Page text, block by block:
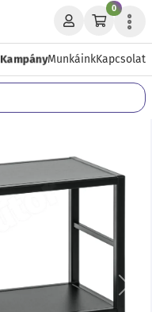
0
KampányMunkáinkKapcsolat